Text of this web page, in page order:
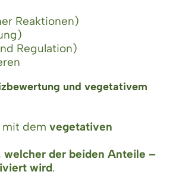
Reaktionen)
Regulation)
und vegetativem
mit dem vegetativen
welcher der beiden Anteile –
wird.